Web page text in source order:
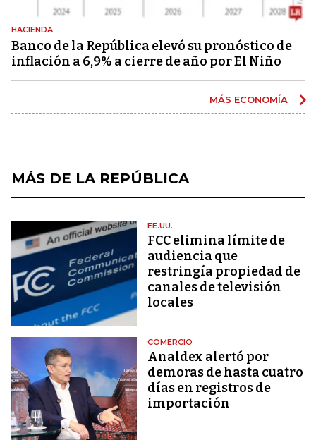
HACIENDA
Banco de la República elevó su pronóstico de
inflación a 6,9% a cierre de año por El Niño
MÁS ECONOMÍA
MÁS DE LA REPÚBLICA
EE.UU.
FCC elimina límite de
audiencia que
restringía propiedad de
canales de televisión
locales
COMERCIO
Analdex alertó por
demoras de hasta cuatro
días en registros de
importación